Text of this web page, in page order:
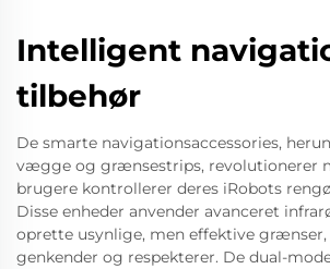
Intelligent
tilbehør
De smarte navigationsaccessories,
vægge og grænsestrips, revolutionerer
brugere kontrollerer deres iRobots
Disse enheder anvender avanceret
oprette usynlige, men effektive
genkender og respekterer. De dual-